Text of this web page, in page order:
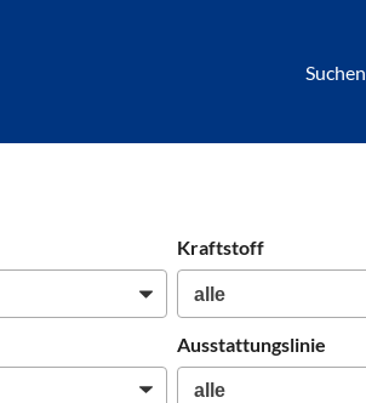
Suchen
Kraftstoff
Ausstattungslinie